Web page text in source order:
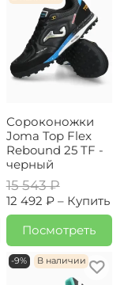
Сороконожки
Joma Top Flex
Rebound 25 TF -
черный
15 543 ₽
12 492 ₽ – Купить
Посмотреть
-9% В наличии